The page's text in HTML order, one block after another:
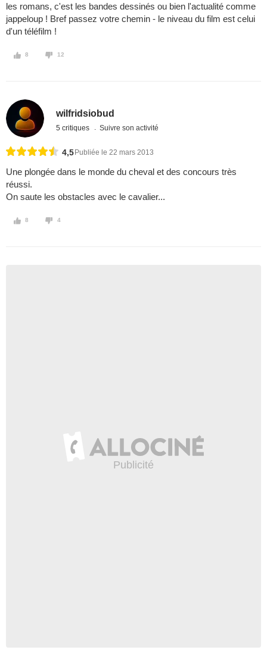
les romans, c'est les bandes dessinés ou bien l'actualité comme
jappeloup ! Bref passez votre chemin - le niveau du film est celui
d'un téléfilm !
8 12
wilfridsiobud
5 critiques Suivre son activité
4,5 Publiée le 22 mars 2013
Une plongée dans le monde du cheval et des concours très
réussi.
On saute les obstacles avec le cavalier...
8 4